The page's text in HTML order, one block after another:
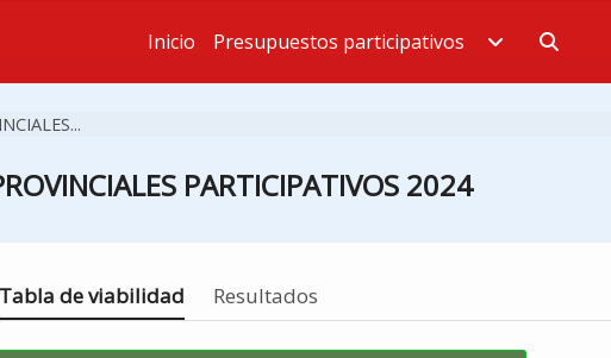
Estás en
Inicio Presupuestos participativos
PARTICIPATIVOS 2024
Estás en
Tabla de viabilidad Resultados